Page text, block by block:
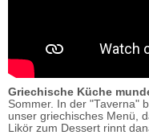
Griechische Küche
Sommer. In der "Taverna"
unser griechisches Menü,
Likör zum Dessert rinnt